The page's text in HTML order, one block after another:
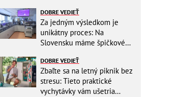
DOBRE VEDIEŤ
Za jedným výsledkom je
unikátny proces: Na
Slovensku máme špičkové
DOBRE VEDIEŤ
Zbaľte sa na letný piknik bez
stresu: Tieto praktické
vychytávky vám ušetria